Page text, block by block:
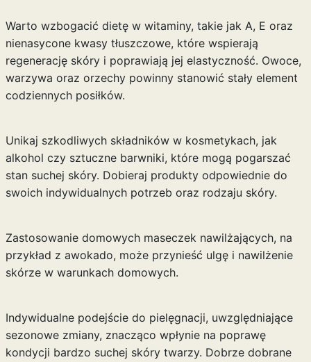
Warto wzbogacić dietę w witaminy, takie jak A, E oraz
nienasycone kwasy tłuszczowe, które wspierają
regenerację skóry i poprawiają jej elastyczność. Owoce,
warzywa oraz orzechy powinny stanowić stały element
codziennych posiłków.
Unikaj szkodliwych składników w kosmetykach, jak
alkohol czy sztuczne barwniki, które mogą pogarszać
stan suchej skóry. Dobieraj produkty odpowiednie do
swoich indywidualnych potrzeb oraz rodzaju skóry.
Zastosowanie domowych maseczek nawilżających, na
przykład z awokado, może przynieść ulgę i nawilżenie
skórze w warunkach domowych.
Indywidualne podejście do pielęgnacji, uwzględniające
sezonowe zmiany, znacząco wpłynie na poprawę
kondycji bardzo suchej skóry twarzy. Dobrze dobrane